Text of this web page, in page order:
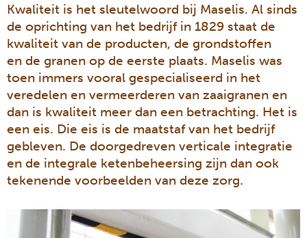
Kwaliteit is het sleutelwoord bij Maselis. Al sinds
de oprichting van het bedrijf in 1829 staat de
kwaliteit van de producten, de grondstoffen
en de granen op de eerste plaats. Maselis was
toen immers vooral gespecialiseerd in het
veredelen en vermeerderen van zaaigranen en
dan is kwaliteit meer dan een betrachting. Het is
een eis. Die eis is de maatstaf van het bedrijf
gebleven. De doorgedreven verticale integratie
en de integrale ketenbeheersing zijn dan ook
tekenende voorbeelden van deze zorg.